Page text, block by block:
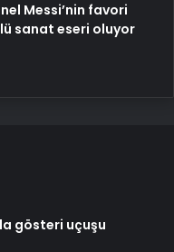
Messi’nin favori
sanat eseri oluyor
gösteri uçuşu